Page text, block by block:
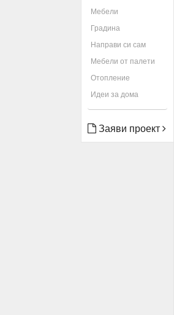
Мебели
Градина
Направи си сам
Мебели от палети
Отопление
Идеи за дома
Заяви проект